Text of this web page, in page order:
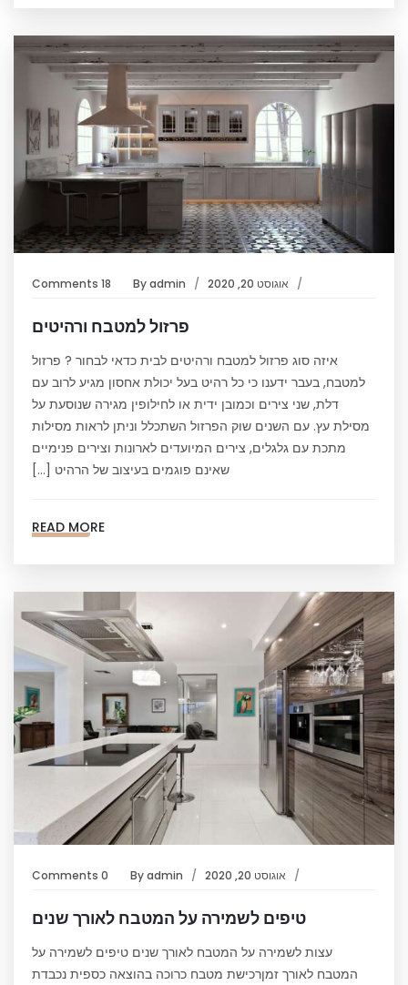
אוגוסט 20, 2020 Byadmin
18 Comments
פרזול למטבח ורהיטים
איזה סוג פרזול למטבח ורהיטים לבית כדאי לבחור ? פרזול
למטבח, בעבר ידענו כי כל רהיט בעל יכולת אחסון מגיע לרוב עם
דלת, שני צירים וכמובן ידית או לחילופין מגירה שנוסעת על
מסילת עץ. עם השנים שוק הפרזול השתכלל וניתן לראות מסילות
מתכת עם גלגלים, צירים המיועדים לארונות וצירים פנימיים
שאינם פוגמים בעיצוב של הרהיט […]
READ MORE
אוגוסט 20, 2020 Byadmin
0 Comments
טיפים לשמירה על המטבח לאורך שנים
עצות לשמירה על המטבח לאורך שנים טיפים לשמירה על
המטבח לאורך זמןרכישת מטבח כרוכה בהוצאה כספית נכבדת